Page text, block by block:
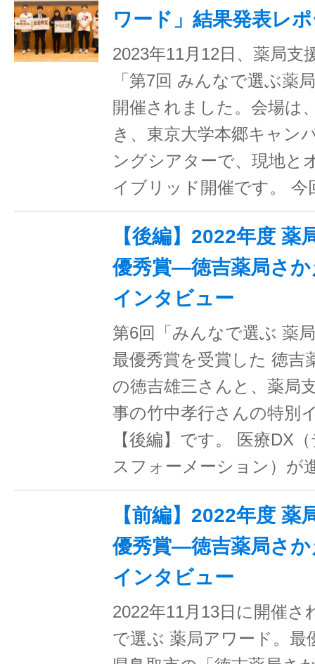
ワード」結果発表レ
2023年11月12日、薬局支
「第7回 みんなで選ぶ薬
開催されました。会場は
き、東京大学本郷キャン
ングシアターで、現地と
イブリッド開催です。
【後編】2022年度 薬
優秀賞―徳吉薬局さか
インタビュー
第6回「みんなで選ぶ 薬
最優秀賞を受賞した 徳吉
の徳吉雄三さんと、薬局
事の竹中孝行さんの特別
【後編】です。 医療DX
スフォーメーション）
【前編】2022年度 薬
優秀賞―徳吉薬局さか
インタビュー
2022年11月13日に開催さ
で選ぶ 薬局アワード。最